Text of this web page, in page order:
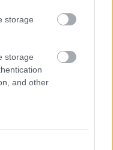
storage
storage
and other